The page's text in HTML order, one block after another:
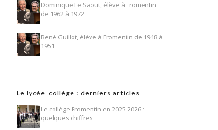
Dominique Le Saout, élève à Fromentin
de 1962 à 1972
René Guillot, élève à Fromentin de 1948 à
1951
Le lycée-collège : derniers articles
Le collège Fromentin en 2025-2026 :
quelques chiffres